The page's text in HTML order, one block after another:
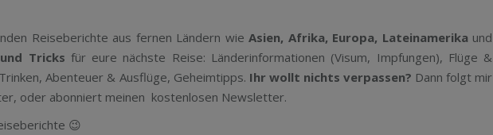
Reiseberichte aus fernen Ländern wieAsien, Afrika, Europa, Lateinamerika und
Tricks für eure nächste Reise: Länderinformationen (Visum, Impfungen), Flüge &
Abenteuer & Ausflüge, Geheimtipps. Ihr wollt nichts verpassen? Dann folgt mir
oder abonniert meinen kostenlosen Newsletter.
😉